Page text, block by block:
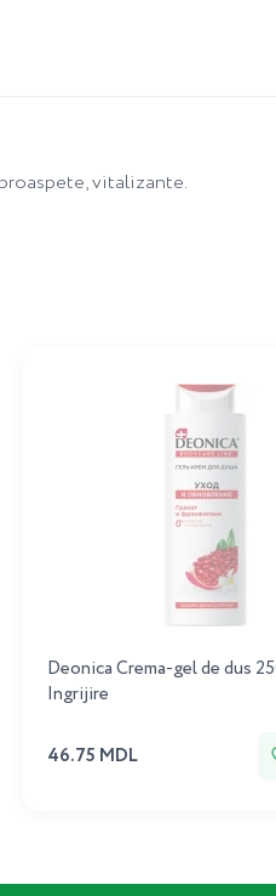
vitalizante.
Deonica Crema-gel de dus
Ingrijire
46.75 MDL